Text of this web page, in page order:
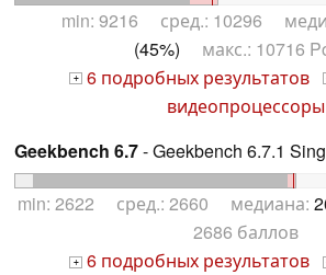
min: 9216 сред.: 10296
(45%) макс.: 10716
+ 6 подробных результатов
видеопроцессоры
Geekbench 6.7- Geekbench 6.7.1
min: 2622 сред.: 2660 медиана:
2686 баллов
+ 6 подробных результатов